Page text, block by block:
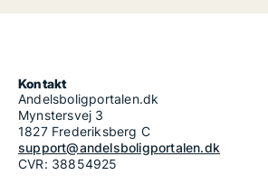
Kontakt
Andelsboligportalen.dk
Mynstersvej 3
1827 Frederiksberg C
support@andelsboligportalen.dk
CVR: 38854925